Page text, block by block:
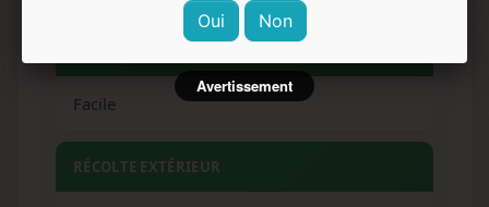
Facile
RÉCOLTE EXTÉRIEUR
Oui Non
Avertissement